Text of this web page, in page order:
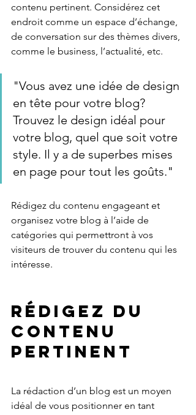
contenu pertinent. Considérez cet
endroit comme un espace d’échange,
de conversation sur des thèmes divers,
comme le business, l’actualité, etc.
"Vous avez une idée de design
en tête pour votre blog?
Trouvez le design idéal pour
votre blog, quel que soit votre
style. Il y a de superbes mises
en page pour tout les goûts."
Rédigez du contenu engageant et
organisez votre blog à l’aide de
catégories qui permettront à vos
visiteurs de trouver du contenu qui les
intéresse.
Rédigez du
contenu
pertinent
La rédaction d’un blog est un moyen
idéal de vous positionner en tant